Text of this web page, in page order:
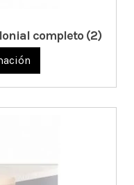
completo (2)